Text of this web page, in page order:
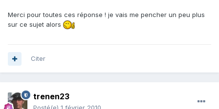
Merci pour toutes ces réponse ! je vais me pencher un peu plus
sur ce sujet alors
Citer
trenen23